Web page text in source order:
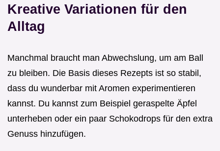
Kreative Variationen für den
Alltag
Manchmal braucht man Abwechslung, um am Ball
zu bleiben. Die Basis dieses Rezepts ist so stabil,
dass du wunderbar mit Aromen experimentieren
kannst. Du kannst zum Beispiel geraspelte Äpfel
unterheben oder ein paar Schokodrops für den extra
Genuss hinzufügen.